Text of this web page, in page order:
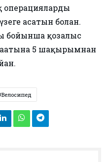
операцияларды
асатын болған.
бойынша қозғалыс
5 шақырымнан
Велосипед